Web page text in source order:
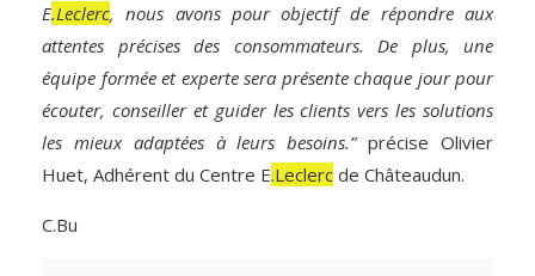
E.Leclerc, nous avons pour objectif de répondre aux
attentes précises des consommateurs. De plus, une
équipe formée et experte sera présente chaque jour pour
écouter, conseiller et guider les clients vers les solutions
les mieux adaptées à leurs besoins.”précise Olivier
Huet, Adhérent du Centre E.Leclerc de Châteaudun.
C.Bu